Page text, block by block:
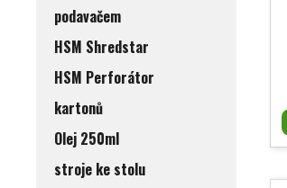
podavačem
HSM Shredstar
HSM Perforátor
kartonů
Olej 250ml
stroje ke stolu